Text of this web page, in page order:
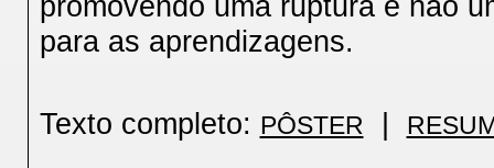
para as aprendizagens.
Texto completo: PÔSTER |